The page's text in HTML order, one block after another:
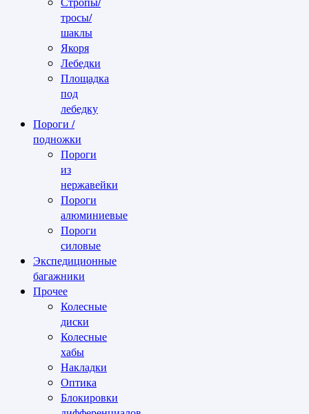
тросы/
шаклы
Якоря
Лебедки
Площадка
под
лебедку
Пороги /
подножки
Пороги
из
нержавейки
Пороги
алюминиевые
Пороги
силовые
Экспедиционные
багажники
Прочее
Колесные
диски
Колесные
хабы
Накладки
Оптика
Блокировки